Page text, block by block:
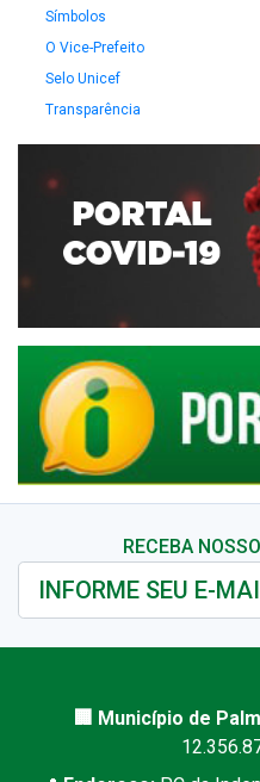
Símbolos
O Vice-Prefeito
Selo Unicef
Transparência
RECEBA
🏢 Município de